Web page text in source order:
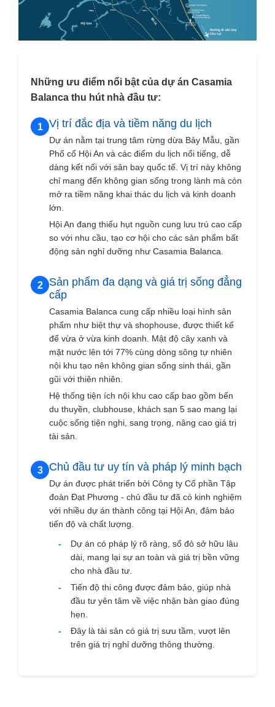
Những ưu điểm nổi bật của dự án Casamia
Balanca thu hút nhà đầu tư:
1 Vị trí đắc địa và tiềm năng du lịch
Dự án nằm tại trung tâm rừng dừa Bảy Mẫu, gần
Phố cổ Hội An và các điểm du lịch nổi tiếng, dễ
dàng kết nối với sân bay quốc tế. Vị trí này không
chỉ mang đến không gian sống trong lành mà còn
mở ra tiềm năng khai thác du lịch và kinh doanh
lớn.
Hội An đang thiếu hụt nguồn cung lưu trú cao cấp
so với nhu cầu, tạo cơ hội cho các sản phẩm bất
động sản nghỉ dưỡng như Casamia Balanca.
2
Sản phẩm đa dạng và giá trị sống đẳng
cấp
Casamia Balanca cung cấp nhiều loại hình sản
phẩm như biệt thự và shophouse, được thiết kế
để vừa ở vừa kinh doanh. Mật độ cây xanh và
mặt nước lên tới 77% cùng dòng sông tự nhiên
nội khu tạo nên không gian sống sinh thái, gần
gũi với thiên nhiên.
Hệ thống tiện ích nội khu cao cấp bao gồm bến
du thuyền, clubhouse, khách sạn 5 sao mang lại
cuộc sống tiện nghi, sang trọng, nâng cao giá trị
tài sản.
3 Chủ đầu tư uy tín và pháp lý minh bạch
Dự án được phát triển bởi Công ty Cổ phần Tập
đoàn Đạt Phương - chủ đầu tư đã có kinh nghiệm
với nhiều dự án thành công tại Hội An, đảm bảo
tiến độ và chất lượng.
-
Dự án có pháp lý rõ ràng, sổ đỏ sở hữu lâu
dài, mang lại sự an toàn và giá trị bền vững
cho nhà đầu tư.
-
Tiến độ thi công được đảm bảo, giúp nhà
đầu tư yên tâm về việc nhận bàn giao đúng
hẹn.
-
Đây là tài sản có giá trị sưu tầm, vượt lên
trên giá trị nghỉ dưỡng thông thường.